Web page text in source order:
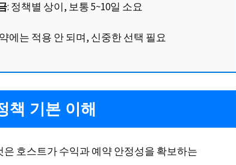
: 정책별 상이, 보통 5~10일 소요
에는 적용 안 되며, 신중한 선택 필요
책 기본 이해
호스트가 수익과 예약 안정성을 확보하는